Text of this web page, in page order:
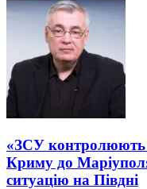
«ЗСУ контролюють
Криму до
ситуацію на Півдні